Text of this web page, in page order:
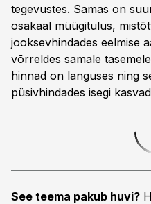
tegevustes. Samas on
osakaal müügitulus,
jooksevhindades eelmise
võrreldes samale
hinnad on languses ning
püsivhindades isegi
See teema pakub huvi?